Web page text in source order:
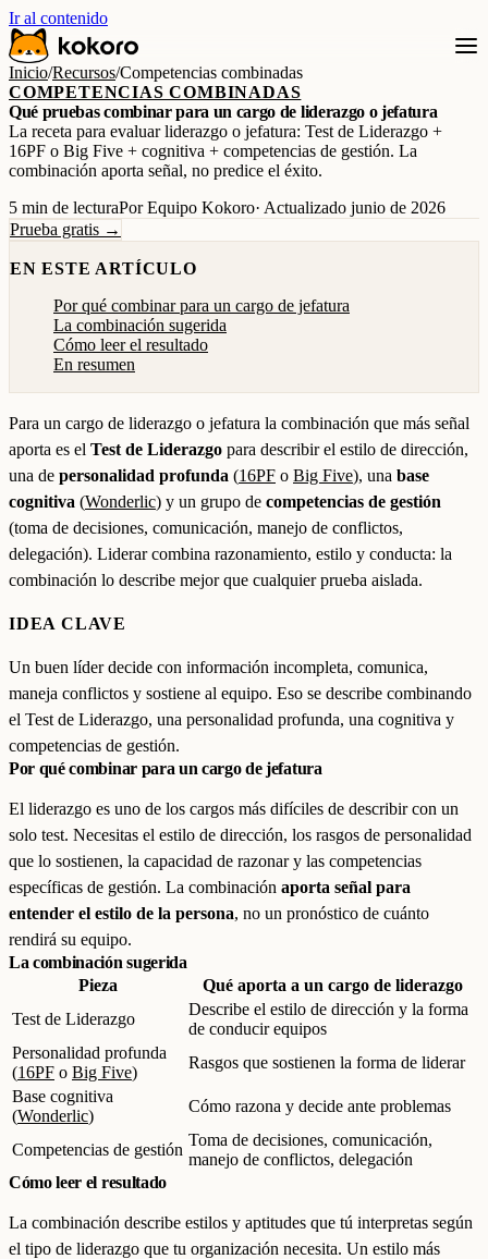
Ir al contenido
Inicio/Recursos/Competencias combinadas
COMPETENCIAS COMBINADAS
Qué pruebas combinar para un cargo de liderazgo o jefatura
La receta para evaluar liderazgo o jefatura: Test de Liderazgo +
16PF o Big Five + cognitiva + competencias de gestión. La
combinación aporta señal, no predice el éxito.
5 min de lecturaPor Equipo Kokoro· Actualizado junio de 2026
Prueba gratis →
EN ESTE ARTÍCULO
Por qué combinar para un cargo de jefatura
La combinación sugerida
Cómo leer el resultado
En resumen
Para un cargo de liderazgo o jefatura la combinación que más señal
aporta es el Test de Liderazgo para describir el estilo de dirección,
una de personalidad profunda (16PF o Big Five), una base
cognitiva (Wonderlic) y un grupo de competencias de gestión
(toma de decisiones, comunicación, manejo de conflictos,
delegación). Liderar combina razonamiento, estilo y conducta: la
combinación lo describe mejor que cualquier prueba aislada.
IDEA CLAVE
Un buen líder decide con información incompleta, comunica,
maneja conflictos y sostiene al equipo. Eso se describe combinando
el Test de Liderazgo, una personalidad profunda, una cognitiva y
competencias de gestión.
Por qué combinar para un cargo de jefatura
El liderazgo es uno de los cargos más difíciles de describir con un
solo test. Necesitas el estilo de dirección, los rasgos de personalidad
que lo sostienen, la capacidad de razonar y las competencias
específicas de gestión. La combinación aporta señal para
entender el estilo de la persona, no un pronóstico de cuánto
rendirá su equipo.
La combinación sugerida
Pieza
Qué aporta a un cargo de liderazgo
Test de Liderazgo
Describe el estilo de dirección y la forma
de conducir equipos
Personalidad profunda
(16PF o Big Five)
Rasgos que sostienen la forma de liderar
Base cognitiva
(Wonderlic)
Cómo razona y decide ante problemas
Competencias de gestión
Toma de decisiones, comunicación,
manejo de conflictos, delegación
Cómo leer el resultado
La combinación describe estilos y aptitudes que tú interpretas según
el tipo de liderazgo que tu organización necesita. Un estilo más